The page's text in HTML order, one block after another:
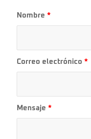
Nombre *
Correo electrónico *
Mensaje *